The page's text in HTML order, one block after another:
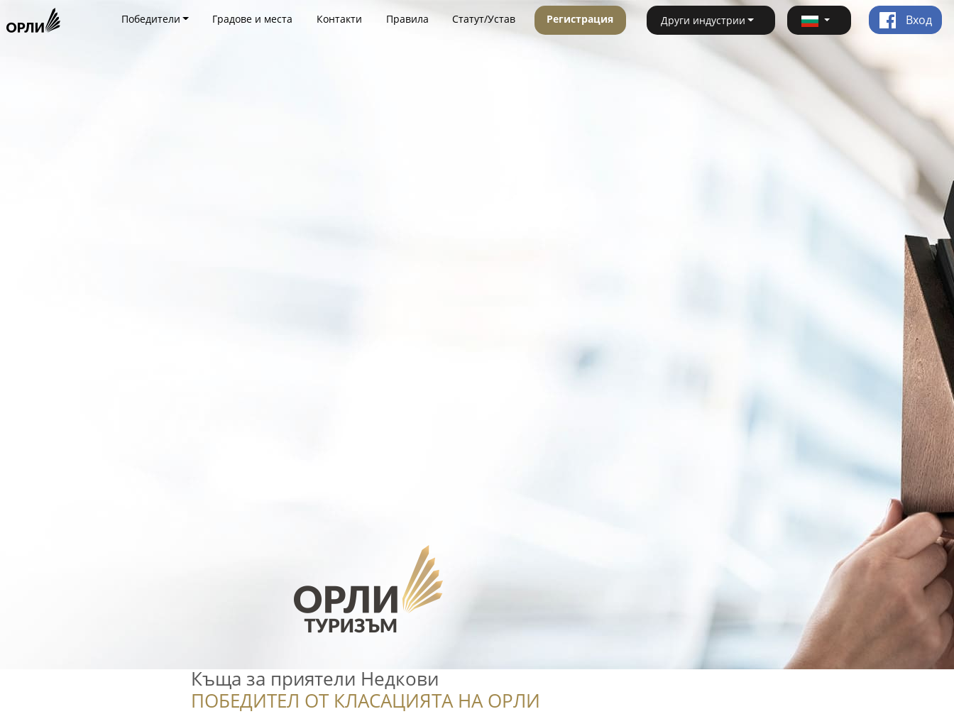
Победители Градове и места Контакти Правила Статут/Устав Регистрация Други индустрии Вход
Къща за приятели Недкови
ПОБЕДИТЕЛ ОТ КЛАСАЦИЯТА НА ОРЛИ